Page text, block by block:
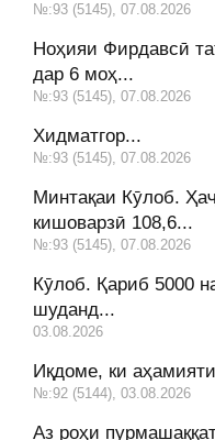
№:93 (5145), 07.08.2026
Ноҳияи Фирдавсӣ
дар 6 моҳ...
№:93 (5145), 07.08.2026
Хидматгор...
№:93 (5145), 07.08.2026
Минтақаи Кӯлоб.
кишоварзӣ 108,6...
№:93 (5145), 07.08.2026
Кӯлоб. Қариб 5000
шуданд...
03.08.2026
Иқдоме, ки
№:92 (5144), 03.08.2026
Аз роҳи